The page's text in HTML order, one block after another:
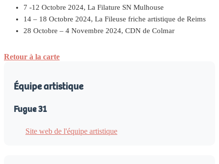
7 -12 Octobre 2024, La Filature SN Mulhouse
14 – 18 Octobre 2024, La Fileuse friche artistique de Reims
28 Octobre – 4 Novembre 2024, CDN de Colmar
Retour à la carte
Équipe artistique
Fugue 31
Site web de l'équipe artistique